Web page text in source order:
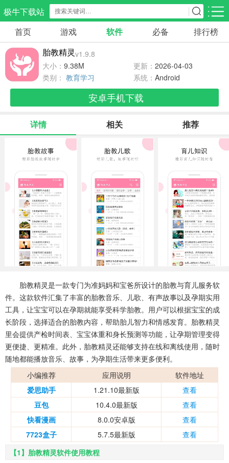
极牛下载站
应用分类 游戏分类
生活服务
297款应用
教育学习
178款应用
气象交通
84款应用
游戏辅助
477款应用
摄影美化
214款应用
社交聊天
183款应用
电子图书
439款应用
移动办公
184款应用
新闻阅读
43款应用
金融理财
54款应用
媒体影音
602款应用
系统工具
645款应用
健康医疗
53款应用
ai工具
334款应用
96款应用
首页 游戏 软件 必备 排行榜
胎教精灵v1.9.8
大小： 9.38M 更新： 2026-04-03
类别： 教育学习 系统： Android
安卓手机下载
详情 相关 推荐
胎教精灵是一款专门为准妈妈和宝爸所设计的胎教与育儿服务软
件。这款软件汇集了丰富的胎教音乐、儿歌、有声故事以及孕期实用
工具，让宝宝可以在孕期就能享受科学胎教。用户可以根据宝宝的成
长阶段，选择适合的胎教内容，帮助胎儿智力和情感发育。胎教精灵
里会提供产检时间表、宝宝体重和身长预测等功能，让孕期管理变得
更便捷、更精准。此外，胎教精灵还能够支持在线和离线使用，随时
随地都能播放音乐、故事，为孕期生活带来更多便利。
小编推荐
应用说明
软件地址
爱思助手
1.21.10最新版
查看
豆包
10.4.0最新版
查看
快看漫画
8.0.0安卓版
查看
7723盒子
5.7.5最新版
查看
【1】胎教精灵软件使用教程